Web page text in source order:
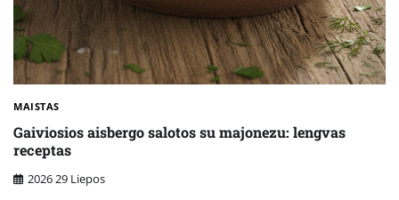
MAISTAS
Gaiviosios aisbergo salotos su majonezu: lengvas
receptas
2026 29 Liepos